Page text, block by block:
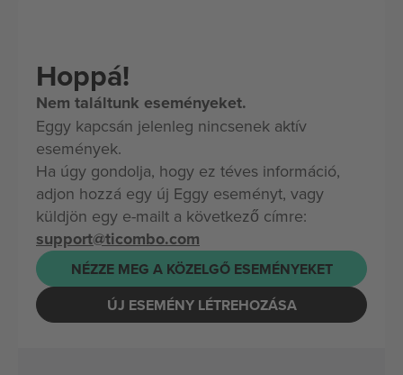
Hoppá!
Nem találtunk eseményeket.
Eggy kapcsán jelenleg nincsenek aktív
események.
Ha úgy gondolja, hogy ez téves információ,
adjon hozzá egy új Eggy eseményt, vagy
küldjön egy e-mailt a következő címre:
support@ticombo.com
NÉZZE MEG A KÖZELGŐ ESEMÉNYEKET
ÚJ ESEMÉNY LÉTREHOZÁSA